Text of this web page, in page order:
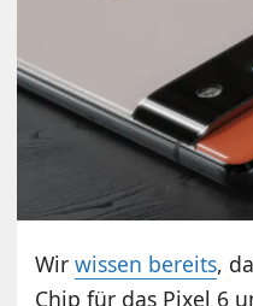
Wirwissen bereits,
Chip für das Pixel 6